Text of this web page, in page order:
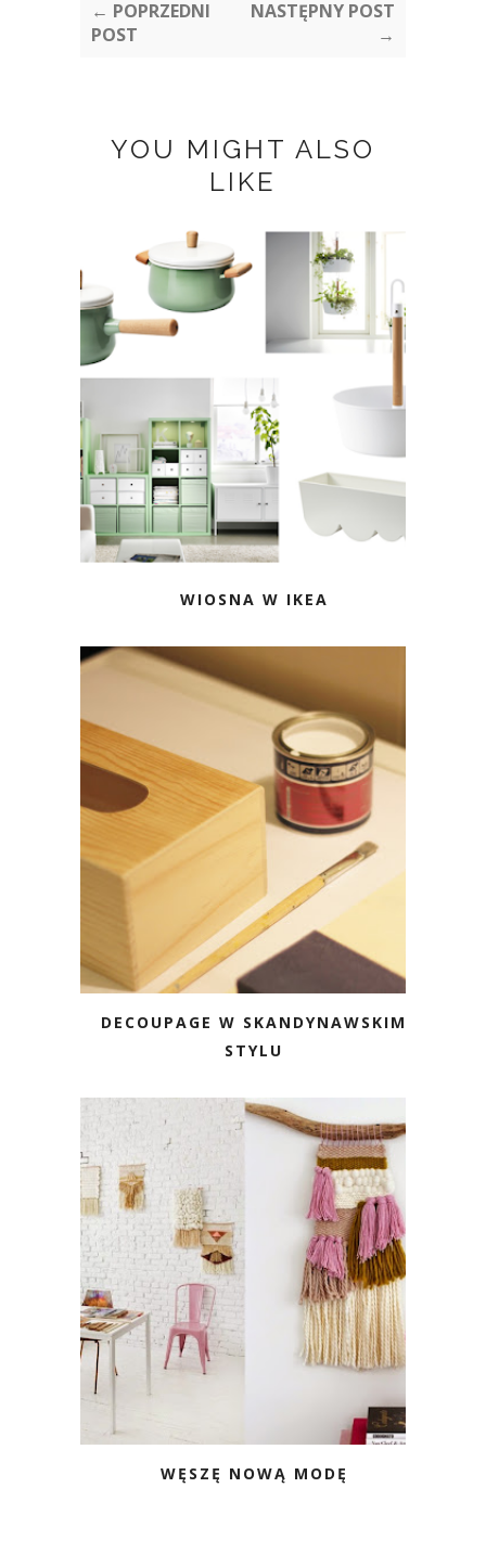
← POPRZEDNI
POST
NASTĘPNY POST
→
YOU MIGHT ALSO
LIKE
WIOSNA W IKEA
DECOUPAGE W SKANDYNAWSKIM
STYLU
WĘSZĘ NOWĄ MODĘ